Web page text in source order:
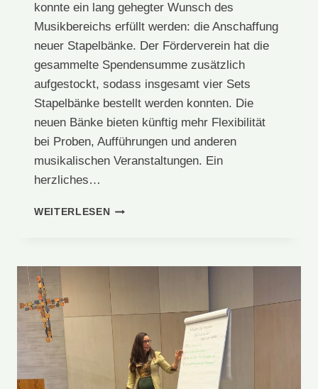
konnte ein lang gehegter Wunsch des
Musikbereichs erfüllt werden: die Anschaffung
neuer Stapelbänke. Der Förderverein hat die
gesammelte Spendensumme zusätzlich
aufgestockt, sodass insgesamt vier Sets
Stapelbänke bestellt werden konnten. Die
neuen Bänke bieten künftig mehr Flexibilität
bei Proben, Aufführungen und anderen
musikalischen Veranstaltungen. Ein
herzliches…
WEITERLESENNEUE
MUSIKBEREICH